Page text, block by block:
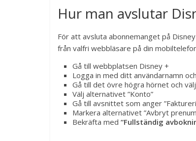
Hur man avslutar
För att avsluta abonnemanget på
från valfri webbläsare på din
Gå till webbplatsen Disney +
Logga in med ditt användarnamn
Gå till det övre högra hörnet och
Välj alternativet ”Konto”
Gå till avsnittet som anger
Markera alternativet ”Avbryt
Bekräfta med “Fullständig